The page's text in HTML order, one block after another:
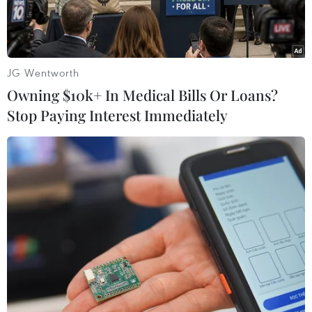
(EU), sau khi hội nghị bộ trưởng tài chínhG20
kêu gọi các biện pháp quyết liệt và nhanh
chóng nhằm kết thúc cuộc khủnghoảng nợ ở
khu vực đồng euro (Eurozone).
Trong phiên giao dịch buổi chiều tạiTokyo, đồng
euro đứng ở mức 1,3856 USD, giảm nhẹ so với
1,3881 USD tại New Yorkcuối tuần trước và
106,96 yen, so với 107,17 yen.
Trong khi đó, đồng USD giaodịch ở 77,18 yen,
gần như không thay đổi so với 77,21 yen.
Trước các đối táctrong G20, châu Âu đã cam kết
sẽ kiên quyết hành động nhằm đẩy lùi cuộc
khủnghoảng nợ vốn đang đe dọa kéo kinh tế
JG Wentworth
Owning $10k+ In Medical Bills Or Loans?
Stop Paying Interest Immediately